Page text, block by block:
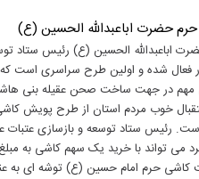
حضرت اباعبدالله الحسین (ع)
اباعبدالله الحسین (ع) رئیس ستاد
به صورت رسمی در کشور فعال شده و اولین طرح
مهم در جهت ساخت صحن عقیله بنی
خوب مردم استان از طرح پویش
رئیس ستاد توسعه و بازسازی عتبات